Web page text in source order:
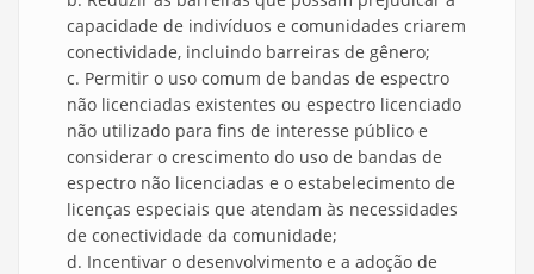
capacidade de indivíduos e comunidades criarem
conectividade, incluindo barreiras de gênero;
c. Permitir o uso comum de bandas de espectro
não licenciadas existentes ou espectro licenciado
não utilizado para fins de interesse público e
considerar o crescimento do uso de bandas de
espectro não licenciadas e o estabelecimento de
licenças especiais que atendam às necessidades
de conectividade da comunidade;
d. Incentivar o desenvolvimento e a adoção de